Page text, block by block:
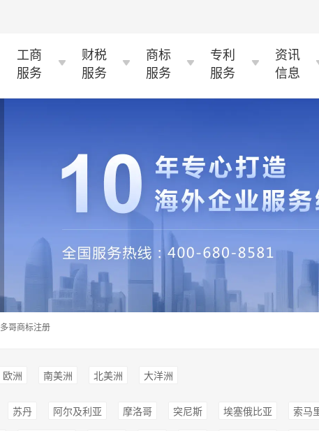
工商
服务
财税
服务
商标
服务
专利
服务
资讯
信息
多哥商标注册
欧洲 南美洲 北美洲 大洋洲
苏丹 阿尔及利亚 摩洛哥 突尼斯 埃塞俄比亚 索马